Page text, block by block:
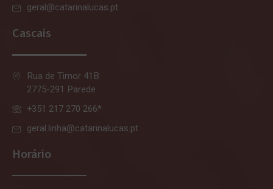
geral@catarinalucas.pt
Cascais
Rua de Timor 41B
2775-291 Parede
+351 217 270 266*
geral.linha@catarinalucas.pt
Horário